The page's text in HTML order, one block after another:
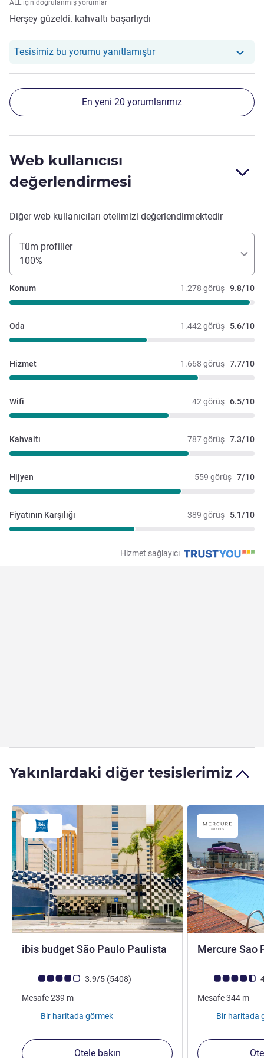
ALL için doğrulanmış yorumlar
Herşey güzeldi. kahvaltı başarlıydı
Tesisimiz bu yorumu yanıtlamıştırOtelimiz şu yoruma yanıt
En yeni 20 yorumlarımız
Web kullanıcısı
değerlendirmesi
Diğer web kullanıcıları otelimizi değerlendirmektedir
Tüm profiller
100%
1.278 görüş 9.8/10
Konum
1.442 görüş 5.6/10
Oda
1.668 görüş 7.7/10
Hizmet
42 görüş 6.5/10
Wifi
787 görüş 7.3/10
Kahvaltı
559 görüş 7/10
Hijyen
389 görüş 5.1/10
Fiyatının Karşılığı
Hizmet sağlayıcı
Yakınlardaki diğer tesislerimiz
ibis budget São Paulo Paulista 2 yıldız
Avis müşterileri puanı (ALL Puanlama)
3.9/5 (5408görüş
)
Mesafe239 m
Bir haritada görmek
Otele bakın
Mercure Sao
Avis müşterileri
Mesafe344 m
Bir haritada